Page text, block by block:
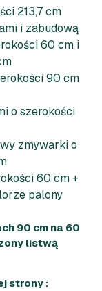
213,7 cm
i zabudową
60 cm i
90 cm
o szerokości
zmywarki o
60 cm +
palony
90 cm na 60
listwą
strony :